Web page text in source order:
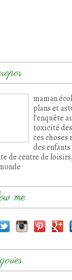
maman
plans et
l'enquête
toxicité
ces choses
des
de centre de
me